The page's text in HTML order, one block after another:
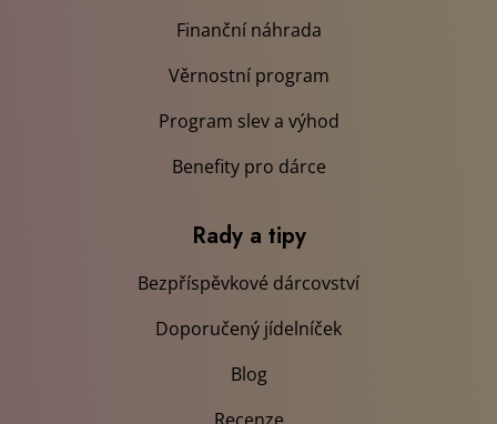
Finanční náhrada
Věrnostní program
Program slev a výhod
Benefity pro dárce
Rady a tipy
Bezpříspěvkové dárcovství
Doporučený jídelníček
Blog
Recenze